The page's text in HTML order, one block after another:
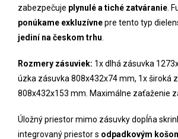
zabezpečuje plynulé a tiché zatváranie .
ponúkame exkluzívnepre tento typ
jediní na českom trhu
Rozmery zásuviek: 1x dlhá zásuvka
úzka zásuvka 808x432x74 mm, 1x široká
808x432x153 mm. Maximálne zaťaženie
Úložný priestor mimo zásuvky dopĺňa
integrovaný priestor s odpadkovým